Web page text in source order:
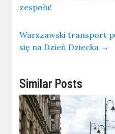
zespołu!
Warszawski transport
się na Dzień Dziecka →
Similar Posts